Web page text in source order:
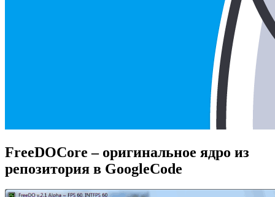
FreeDOCore – оригинальное ядро из
репозитория в GoogleCode